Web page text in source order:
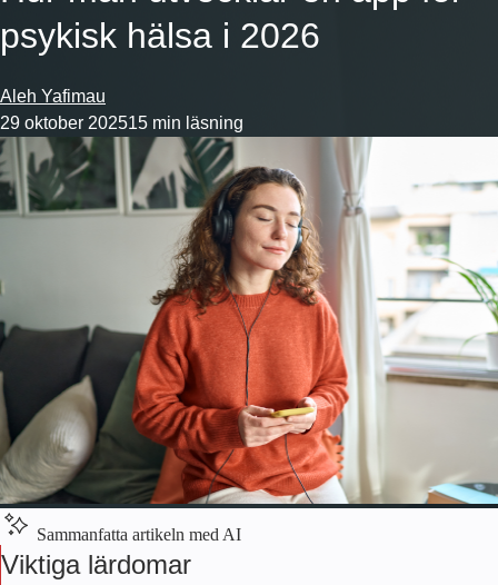
psykisk hälsa i 2026
Aleh Yafimau
29 oktober 202515 min läsning
Sammanfatta artikeln med AI
Viktiga lärdomar